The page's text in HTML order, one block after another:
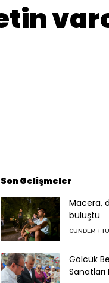
Son Gelişmeler
Macera,
buluştu
GÜNDEM
Gölcük
Sanatları